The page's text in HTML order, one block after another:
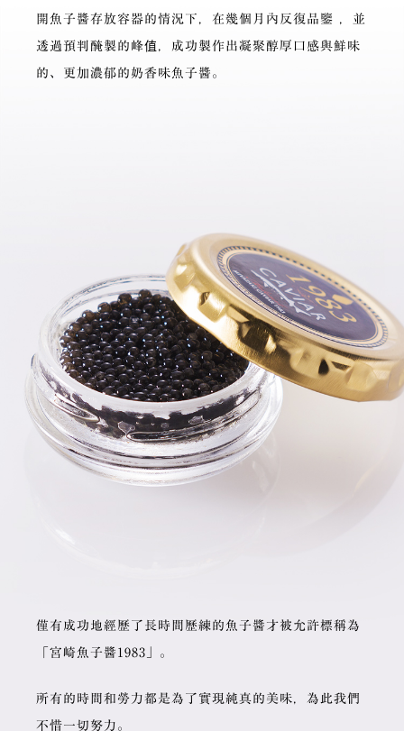
開魚子醬存放容器的情況下，在幾個月內反復品鑒 ，並
透過預判醃製的峰值，成功製作出凝聚醇厚口感與鮮味
的、更加濃郁的奶香味魚子醬。
僅有成功地經歷了長時間歷練的魚子醬才被允許標稱為
「宮崎魚子醬1983」。
所有的時間和勞力都是為了實現純真的美味，為此我們
不惜一切努力。